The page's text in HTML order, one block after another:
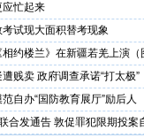
应忙起来
试现大面积替考现象
约楼兰》在新疆若羌上演（
贱卖 政府调查承诺“打太极”
自办“国防教育展厅”励后人
合发通告 敦促罪犯限期投案